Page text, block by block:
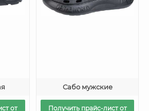
от
Сабо мужские
Получить прайс-лист от